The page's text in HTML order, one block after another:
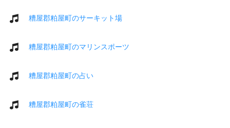
糟屋郡粕屋町のサーキット場
糟屋郡粕屋町のマリンスポーツ
糟屋郡粕屋町の占い
糟屋郡粕屋町の雀荘